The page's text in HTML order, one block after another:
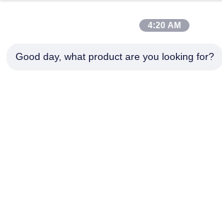
Privacybeleid|Sitemap
4:20 AM
Good day, what product are you looking for?